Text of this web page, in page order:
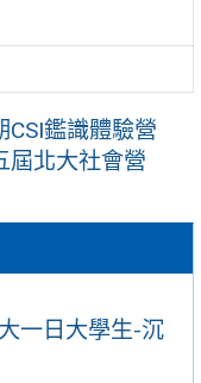
一日大學生-沉
CSI鑑識體驗營
屆北大社會營